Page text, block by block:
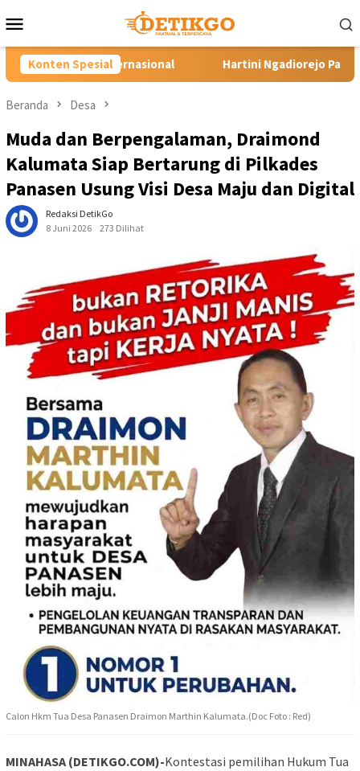
ke
Mobile
Konten Spesial
Hartini Ngadiorejo Pacu Transformasi SMKN 1
Beranda Desa
Muda dan Berpengalaman, Draimond
Kalumata Siap Bertarung di Pilkades
Panasen Usung Visi Desa Maju dan Digital
Redaksi DetikGo
8 Juni 2026
273 Dilihat
Calon Hkm Tua Desa Panasen Draimon Marthin Kalumata.(Doc Foto : Red)
MINAHASA (DETIKGO.COM)-Kontestasi pemilihan Hukum Tua